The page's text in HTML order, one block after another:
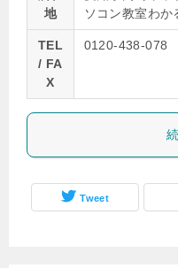
地
ソコン教室わ
TEL
/ FA
X
0120-438-078
Tweet